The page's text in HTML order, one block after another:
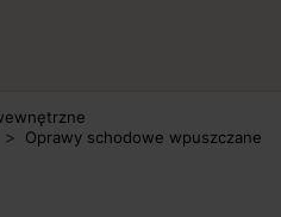
Oprawy schodowe wpuszczane